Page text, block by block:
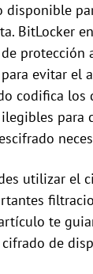
disponible
BitLocker
protección
evitar el
codifica los
para
utilizar el
te
de